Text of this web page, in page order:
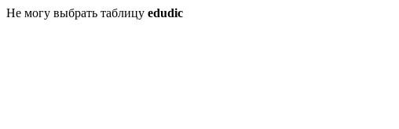
Не могу выбрать таблицу edudic